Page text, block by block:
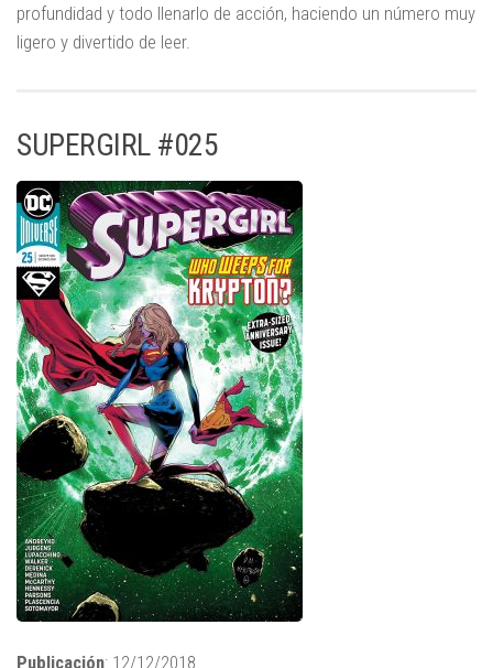
profundidad y todo llenarlo de acción, haciendo un número muy
ligero y divertido de leer.
SUPERGIRL #025
Publicación: 12/12/2018